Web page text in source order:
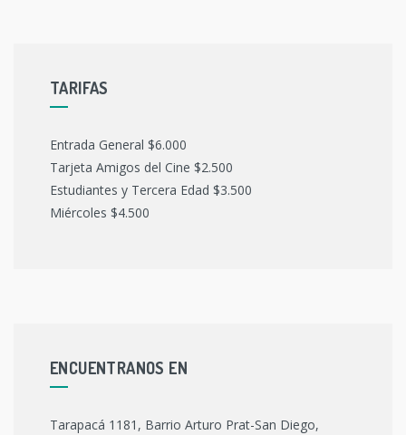
TARIFAS
Entrada General $6.000
Tarjeta Amigos del Cine $2.500
Estudiantes y Tercera Edad $3.500
Miércoles $4.500
ENCUENTRANOS EN
Tarapacá 1181, Barrio Arturo Prat-San Diego,